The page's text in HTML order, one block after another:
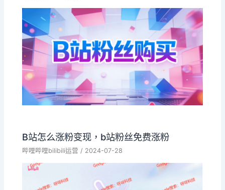
B站怎么涨粉变现，b站粉丝免费涨粉
哔哩哔哩bilibili运营 / 2024-07-28